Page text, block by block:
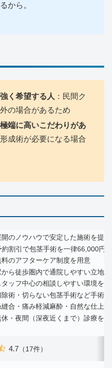
から。
く希望する人 ：民間ク
の場合があるため
端に高いこだわりがあ
成術が必要になる場合
のノウハウで安定した施術を提供
約割引で包茎手術を一律66,000円
のアフターケア制度を用意
ら徒歩圏内で通院しやすい立地
タッフ中心の相談しやすい環境を
術・切らない包茎手術など手術
合・痛み軽減麻酔・自然な仕上
・夜間（深夜近くまで）診療を
4.7 （17件）